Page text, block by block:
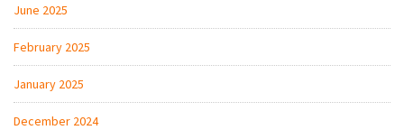
June 2025
February 2025
January 2025
December 2024